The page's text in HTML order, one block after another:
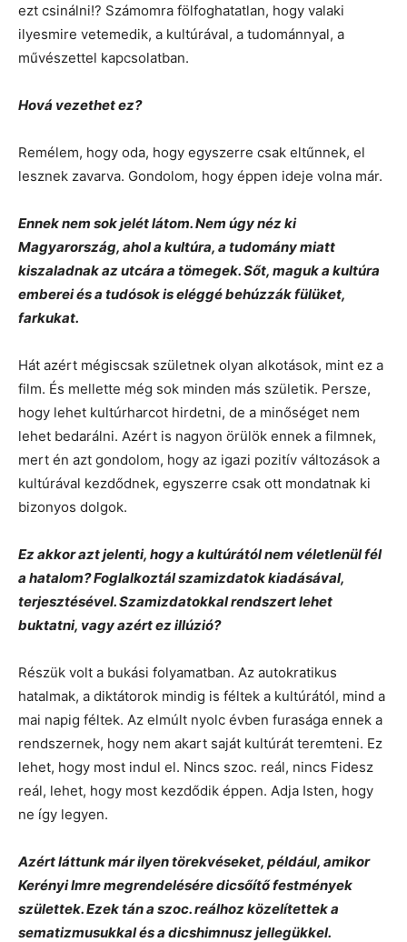
ezt csinálni!? Számomra fölfoghatatlan, hogy valaki
ilyesmire vetemedik, a kultúrával, a tudománnyal, a
művészettel kapcsolatban.
Hová vezethet ez?
Remélem, hogy oda, hogy egyszerre csak eltűnnek, el
lesznek zavarva. Gondolom, hogy éppen ideje volna már.
Ennek nem sok jelét látom. Nem úgy néz ki
Magyarország, ahol a kultúra, a tudomány miatt
kiszaladnak az utcára a tömegek. Sőt, maguk a kultúra
emberei és a tudósok is eléggé behúzzák fülüket,
farkukat.
Hát azért mégiscsak születnek olyan alkotások, mint ez a
film. És mellette még sok minden más születik. Persze,
hogy lehet kultúrharcot hirdetni, de a minőséget nem
lehet bedarálni. Azért is nagyon örülök ennek a filmnek,
mert én azt gondolom, hogy az igazi pozitív változások a
kultúrával kezdődnek, egyszerre csak ott mondatnak ki
bizonyos dolgok.
Ez akkor azt jelenti, hogy a kultúrától nem véletlenül fél
a hatalom? Foglalkoztál szamizdatok kiadásával,
terjesztésével. Szamizdatokkal rendszert lehet
buktatni, vagy azért ez illúzió?
Részük volt a bukási folyamatban. Az autokratikus
hatalmak, a diktátorok mindig is féltek a kultúrától, mind a
mai napig féltek. Az elmúlt nyolc évben furasága ennek a
rendszernek, hogy nem akart saját kultúrát teremteni. Ez
lehet, hogy most indul el. Nincs szoc. reál, nincs Fidesz
reál, lehet, hogy most kezdődik éppen. Adja Isten, hogy
ne így legyen.
Azért láttunk már ilyen törekvéseket, például, amikor
Kerényi Imre megrendelésére dicsőítő festmények
születtek. Ezek tán a szoc. reálhoz közelítettek a
sematizmusukkal és a dicshimnusz jellegükkel.